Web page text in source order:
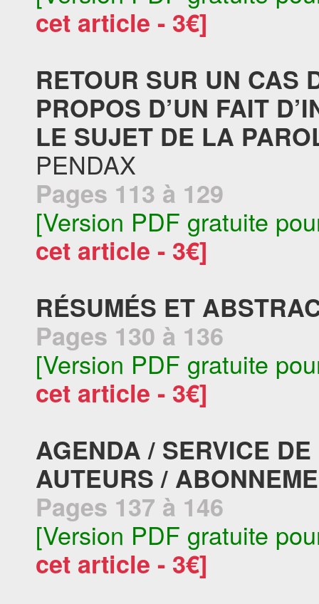
cet article - 3€]
RETOUR SUR UN CAS
PROPOS D’UN FAIT
LE SUJET DE LA
PENDAX
Pages 113 à 129
[Version PDF gratuite
cet article - 3€]
RÉSUMÉS ET
Pages 130 à 136
[Version PDF gratuite
cet article - 3€]
AGENDA / SERVICE
AUTEURS /
Pages 137 à 146
[Version PDF gratuite
cet article - 3€]